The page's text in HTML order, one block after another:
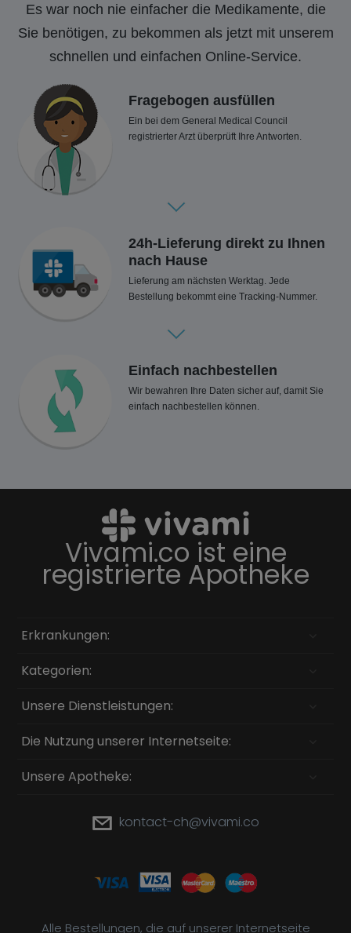
Es war noch nie einfacher die Medikamente, die
Sie benötigen, zu bekommen als jetzt mit unserem
schnellen und einfachen Online-Service.
Fragebogen ausfüllen
Ein bei dem General Medical Council
registrierter Arzt überprüft Ihre Antworten.
24h-Lieferung direkt zu Ihnen
nach Hause
Lieferung am nächsten Werktag. Jede
Bestellung bekommt eine Tracking-Nummer.
Einfach nachbestellen
Wir bewahren Ihre Daten sicher auf, damit Sie
einfach nachbestellen können.
Vivami.co ist eine
registrierte Apotheke
Erkrankungen:
Kategorien:
Unsere Dienstleistungen:
Die Nutzung unserer Internetseite:
Unsere Apotheke:
kontact-ch@vivami.co
Alle Bestellungen, die auf unserer Internetseite